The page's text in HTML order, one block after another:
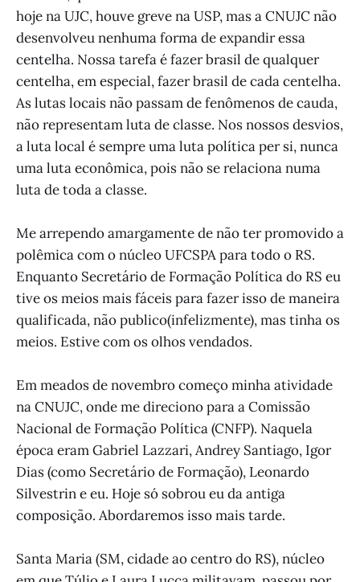
hoje na UJC, houve greve na USP, mas a CNUJC não
desenvolveu nenhuma forma de expandir essa
centelha. Nossa tarefa é fazer brasil de qualquer
centelha, em especial, fazer brasil de cada centelha.
As lutas locais não passam de fenômenos de cauda,
não representam luta de classe. Nos nossos desvios,
a luta local é sempre uma luta política per si, nunca
uma luta econômica, pois não se relaciona numa
luta de toda a classe.
Me arrependo amargamente de não ter promovido a
polêmica com o núcleo UFCSPA para todo o RS.
Enquanto Secretário de Formação Política do RS eu
tive os meios mais fáceis para fazer isso de maneira
qualificada, não publico(infelizmente), mas tinha os
meios. Estive com os olhos vendados.
Em meados de novembro começo minha atividade
na CNUJC, onde me direciono para a Comissão
Nacional de Formação Política (CNFP). Naquela
época eram Gabriel Lazzari, Andrey Santiago, Igor
Dias (como Secretário de Formação), Leonardo
Silvestrin e eu. Hoje só sobrou eu da antiga
composição. Abordaremos isso mais tarde.
Santa Maria (SM, cidade ao centro do RS), núcleo